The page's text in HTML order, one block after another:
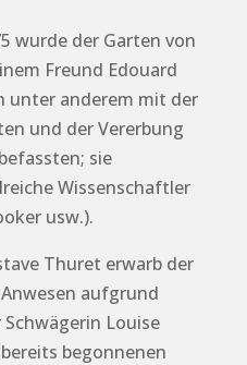
wurde der Garten von
Freund Edouard
unter anderem mit der
und der Vererbung
sie
Wissenschaftler
usw.).
Thuret erwarb der
aufgrund
Louise
begonnenen